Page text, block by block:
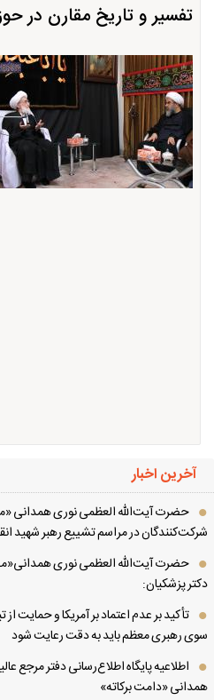
تفسیر و تاریخ مقارن در
آخرین اخبار
حضرت آیت‌الله العظمی نوری همدانی
در مراسم تشییع رهبر شهید
حضرت آیت‌الله العظمی نوری
پزشکیان:
تأکید بر عدم اعتماد بر آمریکا و حمایت از
رهبری معظم باید به دقت رعایت شود
اطلاعیه پایگاه اطلاع‌رسانی دفتر مرجع
«دامت برکاته»